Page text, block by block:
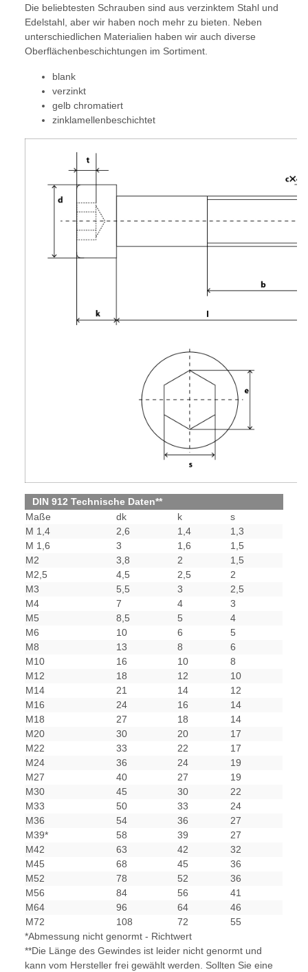
Die beliebtesten Schrauben sind aus verzinktem Stahl und
Edelstahl, aber wir haben noch mehr zu bieten. Neben
unterschiedlichen Materialien haben wir auch diverse
Oberflächenbeschichtungen im Sortiment.
blank
verzinkt
gelb chromatiert
zinklamellenbeschichtet
DIN 912 Technische Daten**
Maße
dk k
s
M 1,4
2,6 1,4
1,3
M 1,6
3 1,6
1,5
M2
3,8 2
1,5
M2,5
4,5 2,5
2
M3
5,5 3
2,5
M4
7 4
3
M5
8,5 5
4
M6
10 6
5
M8
13 8
6
M10
16 10
8
M12
18 12
10
M14
21 14
12
M16
24 16
14
M18
27 18
14
M20
30 20
17
M22
33 22
17
M24
36 24
19
M27
40 27
19
M30
45 30
22
M33
50 33
24
M36
54 36
27
M39*
58 39
27
M42
63 42
32
M45
68 45
36
M52
78 52
36
M56
84 56
41
M64
96 64
46
M72
108 72
55
*Abmessung nicht genormt - Richtwert
**Die Länge des Gewindes ist leider nicht genormt und
kann vom Hersteller frei gewählt werden. Sollten Sie eine